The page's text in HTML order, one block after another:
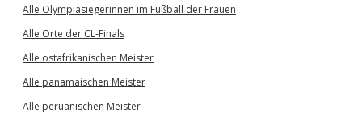
Alle Olympiasiegerinnen im Fußball der Frauen
Alle Orte der CL-Finals
Alle ostafrikanischen Meister
Alle panamaischen Meister
Alle peruanischen Meister